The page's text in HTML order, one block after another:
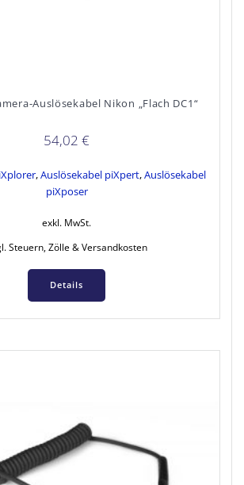
Auslösekabel Nikon „Flach DC1“
54,02 €
,Auslösekabel piXpert,Auslösekabel
piXposer
exkl. MwSt.
Steuern, Zölle & Versandkosten
Details